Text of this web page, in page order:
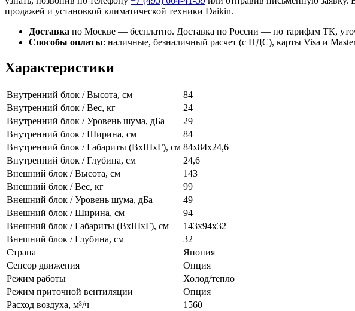
продажей и установкой климатической техники Daikin.
Доставка по Москве — бесплатно. Доставка по России — по тарифам ТК,
Способы оплаты: наличные, безналичный расчет (с НДС), карты Visa и
Характеристики
Внутренний блок / Высота, см
84
Внутренний блок / Вес, кг
24
Внутренний блок / Уровень шума, дБа
29
Внутренний блок / Ширина, см
84
Внутренний блок / Габариты (ВхШхГ), см 84x84х24,6
Внутренний блок / Глубина, см
24,6
Внешний блок / Высота, см
143
Внешний блок / Вес, кг
99
Внешний блок / Уровень шума, дБа
49
Внешний блок / Ширина, см
94
Внешний блок / Габариты (ВхШхГ), см
143x94x32
Внешний блок / Глубина, см
32
Страна
Япония
Сенсор движения
Опция
Режим работы
Холод/тепло
Режим приточной вентиляции
Опция
Расход воздуха, м³/ч
1560